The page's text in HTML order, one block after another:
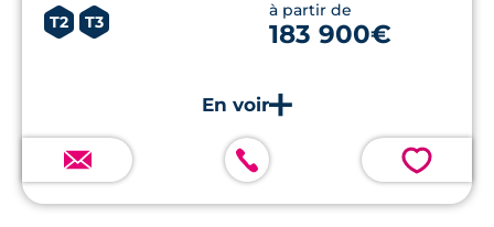
T2 T3
à partir de
183 900€
💗